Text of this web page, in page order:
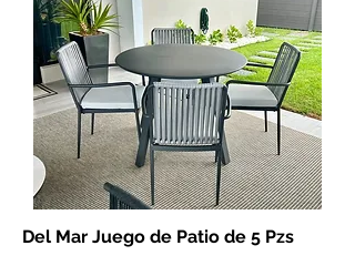
Del Mar Juego de Patio de 5 Pzs